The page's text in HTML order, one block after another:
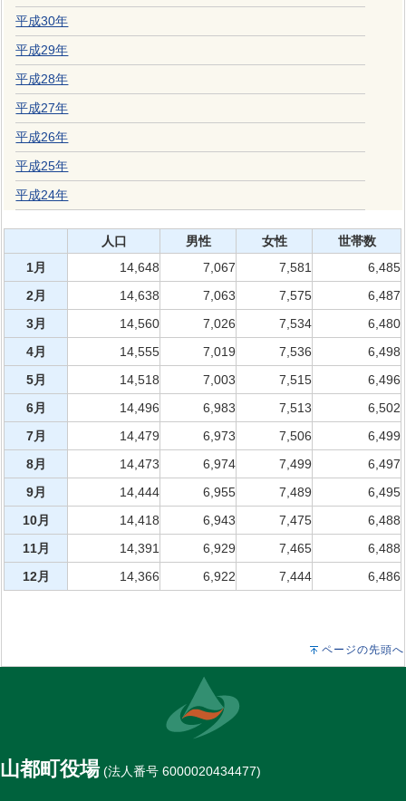
平成30年
平成29年
平成28年
平成27年
平成26年
平成25年
平成24年
人口 男性 女性
世帯数
1月
14,648 7,067 7,581
6,485
2月
14,638 7,063 7,575
6,487
3月
14,560 7,026 7,534
6,480
4月
14,555 7,019 7,536
6,498
5月
14,518 7,003 7,515
6,496
6月
14,496 6,983 7,513
6,502
7月
14,479 6,973 7,506
6,499
8月
14,473 6,974 7,499
6,497
9月
14,444 6,955 7,489
6,495
10月
14,418 6,943 7,475
6,488
11月
14,391 6,929 7,465
6,488
12月
14,366 6,922 7,444 6,486
ページの先頭へ
山都町役場(法人番号 6000020434477)